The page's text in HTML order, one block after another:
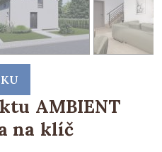
AMBIENT
na klíč